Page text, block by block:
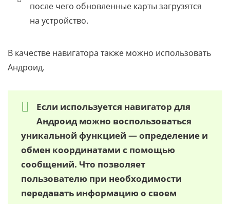
после чего обновленные карты загрузятся
на устройство.
В качестве навигатора также можно использовать
Андроид.
Если используется навигатор для
Андроид можно воспользоваться
уникальной функцией — определение и
обмен координатами с помощью
сообщений. Что позволяет
пользователю при необходимости
передавать информацию о своем